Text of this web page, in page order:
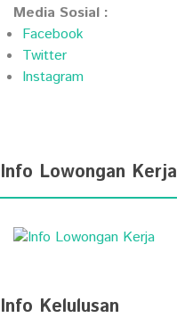
Media Sosial :
Facebook
Twitter
Instagram
Info Lowongan Kerja
Info Kelulusan